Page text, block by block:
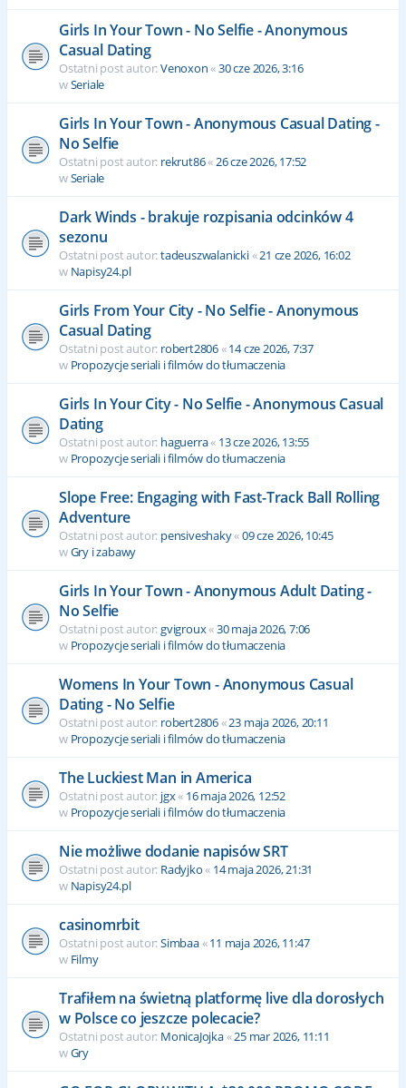
Girls In Your Town - No Selfie - Anonymous
Casual Dating
Ostatni post autor:Venoxon«30 cze 2026, 3:16
wSeriale
Girls In Your Town - Anonymous Casual Dating -
No Selfie
Ostatni post autor: rekrut86« 26 cze 2026, 17:52
wSeriale
Dark Winds - brakuje rozpisania odcinków 4
sezonu
Ostatni post autor:tadeuszwalanicki«21 cze 2026, 16:02
w Napisy24.pl
Girls From Your City - No Selfie - Anonymous
Casual Dating
Ostatni post autor: robert2806«14 cze 2026, 7:37
w Propozycje seriali i filmów do tłumaczenia
Girls In Your City - No Selfie - Anonymous Casual
Dating
Ostatni post autor: haguerra« 13 cze 2026, 13:55
w Propozycje seriali i filmów do tłumaczenia
Slope Free: Engaging with Fast-Track Ball Rolling
Adventure
Ostatni post autor: pensiveshaky«09 cze 2026, 10:45
wGry i zabawy
Girls In Your Town - Anonymous Adult Dating -
No Selfie
Ostatni post autor:gvigroux«30 maja 2026, 7:06
w Propozycje seriali i filmów do tłumaczenia
Womens In Your Town - Anonymous Casual
Dating - No Selfie
Ostatni post autor: robert2806«23 maja 2026, 20:11
w Propozycje seriali i filmów do tłumaczenia
The Luckiest Man in America
Ostatni post autor: jgx« 16 maja 2026, 12:52
w Propozycje seriali i filmów do tłumaczenia
Nie możliwe dodanie napisów SRT
Ostatni post autor: Radyjko« 14 maja 2026, 21:31
w Napisy24.pl
casinomrbit
Ostatni post autor:Simbaa«11 maja 2026, 11:47
w Filmy
Trafiłem na świetną platformę live dla dorosłych
w Polsce co jeszcze polecacie?
Ostatni post autor: MonicaJojka«25 mar 2026, 11:11
wGry